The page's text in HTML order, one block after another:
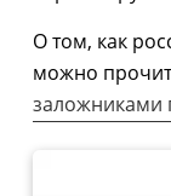
О том, как
можно
заложниками